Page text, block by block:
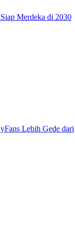
Merdeka di 2030
Lebih Gede dari